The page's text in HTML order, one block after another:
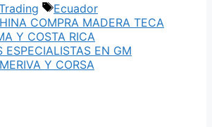
Etiquetas
Ecuador
COMPRA MADERA TECA
Y COSTA RICA
ESPECIALISTAS EN GM
Y CORSA